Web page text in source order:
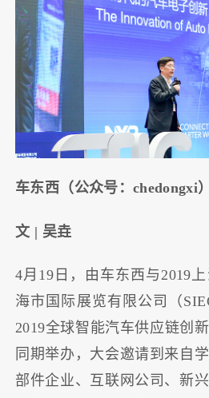
车东西（公众号：chedongxi）
文 | 吴垚
4月19日，由车东西与2019
海市国际展览有限公司（
2019全球智能汽车供应链创
同期举办，大会邀请到来自
部件企业、互联网公司、新